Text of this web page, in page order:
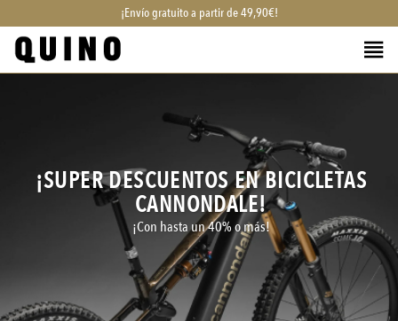
¡Envío gratuito a partir de 49,90€!
¡SUPER DESCUENTOS EN BICICLETAS
CANNONDALE!
¡Con hasta un 40% o más!